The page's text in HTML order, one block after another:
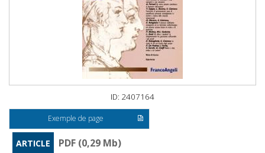
ID: 2407164
Exemple de page
ARTICLE
PDF (0,29 Mb)